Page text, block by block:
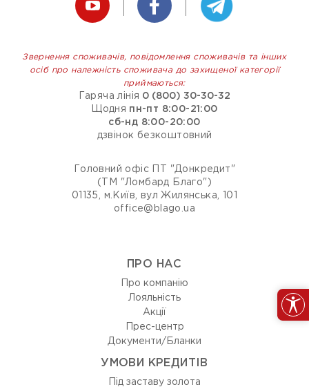
Звернення споживачів, повідомлення споживачів та інших
осіб про належність споживача до захищеної категорії
приймаються:
Гаряча лінія 0 (800) 30-30-32
Щодня пн-пт 8:00-21:00
сб-нд 8:00-20:00
дзвінок безкоштовний
Головний офіс ПТ "Донкредит"
(ТМ "Ломбард Благо")
01135, м.Київ, вул Жилянська, 101
office@blago.ua
ПРО НАС
Про компанію
Лояльність
Акції
Прес-центр
Документи/Бланки
УМОВИ КРЕДИТІВ
Під заставу золота